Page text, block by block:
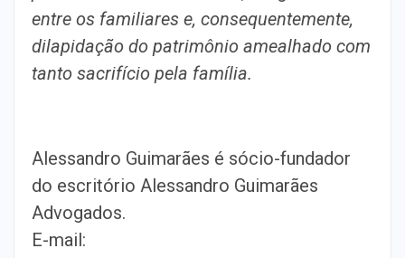
entre os familiares e, consequentemente,
dilapidação do patrimônio amealhado com
tanto sacrifício pela família.
Alessandro Guimarães é sócio-fundador
do escritório Alessandro Guimarães
Advogados.
E-mail: